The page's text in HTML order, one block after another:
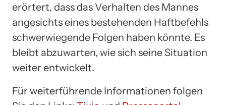
erörtert, dass das Verhalten des Mannes
angesichts eines bestehenden Haftbefehls
schwerwiegende Folgen haben könnte. Es
bleibt abzuwarten, wie sich seine Situation
weiter entwickelt.
Für weiterführende Informationen folgen